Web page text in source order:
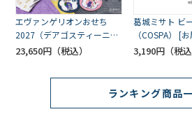
エヴァンゲリオンおせち
2027（デアゴスティーニ・
ジャパン） [お届け予定：
23,650円
葛城ミサト ビ
（COSPA） [
2026年10月上
3,190円
ランキング商品